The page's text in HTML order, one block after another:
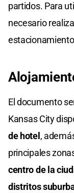
partidos. Para
necesario
El documento
Kansas City
de hotel ,
principales
centro de la
distritos